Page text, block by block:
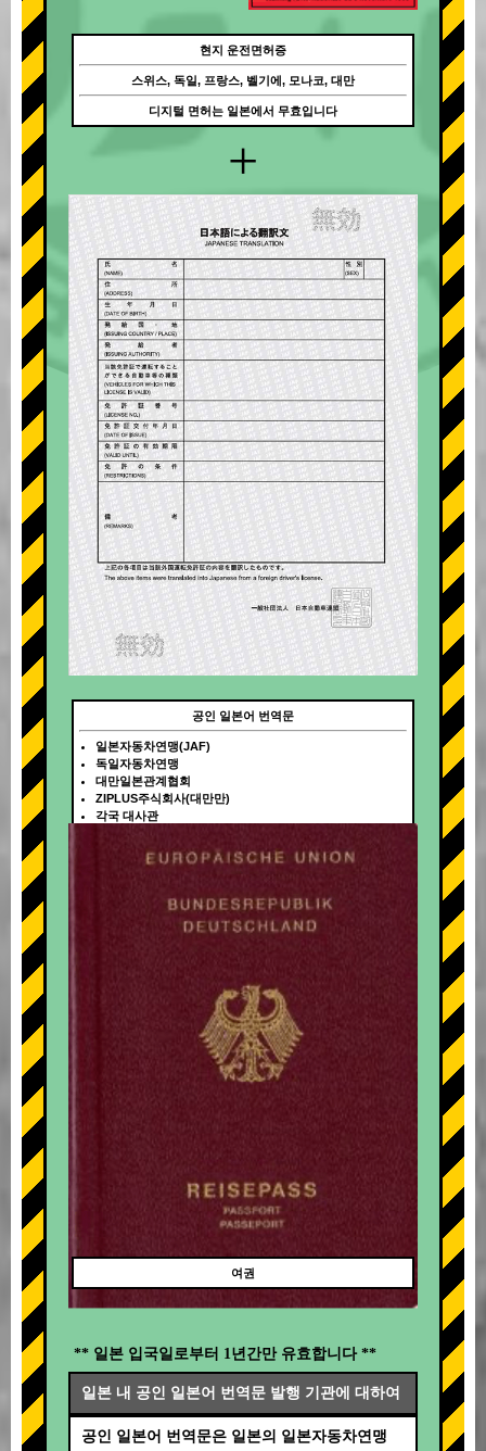
+
+
현지 운전면허증
스위스, 독일, 프랑스, 벨기에, 모나코, 대만
디지털 면허는 일본에서 무효입니다
공인 일본어 번역문
일본자동차연맹(JAF)
독일자동차연맹
대만일본관계협회
ZIPLUS주식회사(대만만)
각국 대사관
여권
** 일본 입국일로부터 1년간만 유효합니다 **
일본 내 공인 일본어 번역문 발행 기관에 대하여
공인 일본어 번역문은 일본의 일본자동차연맹